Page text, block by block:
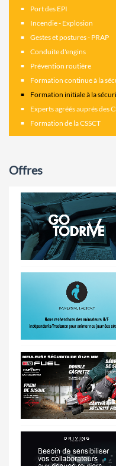
Port des EPI
Incendie - Explosion
Gestes et postures - PRAP
Conduite d'engins
Prévention routière
Formation continue à la
Formation initiale à la
Experts agréés auprés des
Formation de la CSSCT
Offres